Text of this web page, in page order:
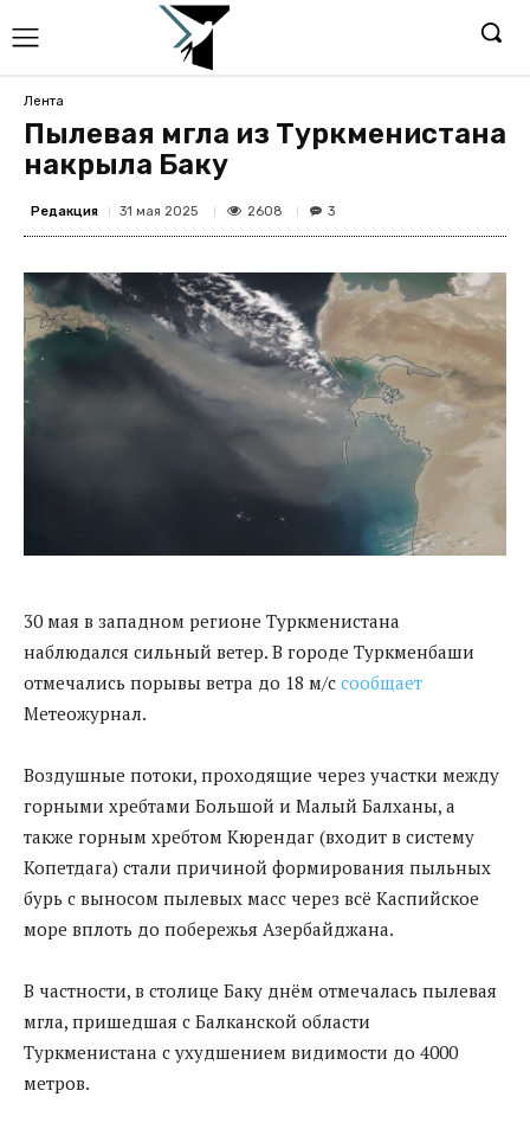
Лента
Пылевая мгла из Туркменистана
накрыла Баку
Редакция 31 мая 2025 2608 3
30 мая в западном регионе Туркменистана
наблюдался сильный ветер. В городе Туркменбаши
отмечались порывы ветра до 18 м/с сообщает
Метеожурнал.
Воздушные потоки, проходящие через участки между
горными хребтами Большой и Малый Балханы, а
также горным хребтом Кюрендаг (входит в систему
Копетдага) стали причиной формирования пыльных
бурь с выносом пылевых масс через всё Каспийское
море вплоть до побережья Азербайджана.
В частности, в столице Баку днём отмечалась пылевая
мгла, пришедшая с Балканской области
Туркменистана с ухудшением видимости до 4000
метров.